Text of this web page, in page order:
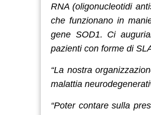
RNA (oligonucleotidi
che funzionano in
gene SOD1. Ci
pazienti con forme di
“La nostra
malattia
“Poter contare sulla